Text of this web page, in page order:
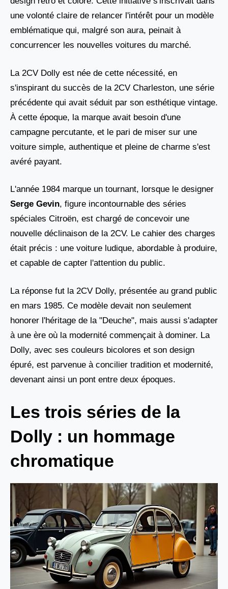
une volonté claire de relancer l'intérêt pour un modèle
emblématique qui, malgré son aura, peinait à
concurrencer les nouvelles voitures du marché.
La 2CV Dolly est née de cette nécessité, en
s'inspirant du succès de la 2CV Charleston, une série
précédente qui avait séduit par son esthétique vintage.
À cette époque, la marque avait besoin d'une
campagne percutante, et le pari de miser sur une
voiture simple, authentique et pleine de charme s'est
avéré payant.
L'année 1984 marque un tournant, lorsque le designer
Serge Gevin, figure incontournable des séries
spéciales Citroën, est chargé de concevoir une
nouvelle déclinaison de la 2CV. Le cahier des charges
était précis : une voiture ludique, abordable à produire,
et capable de capter l'attention du public.
La réponse fut la 2CV Dolly, présentée au grand public
en mars 1985. Ce modèle devait non seulement
honorer l'héritage de la "Deuche", mais aussi s'adapter
à une ère où la modernité commençait à dominer. La
Dolly, avec ses couleurs bicolores et son design
épuré, est parvenue à concilier tradition et modernité,
devenant ainsi un pont entre deux époques.
Les trois séries de la
Dolly : un hommage
chromatique